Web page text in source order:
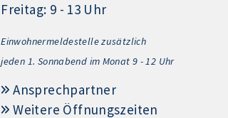
Freitag: 9 - 13 Uhr
Einwohnermeldestelle zusätzlich
jeden 1. Sonnabend im Monat 9 - 12 Uhr
Ansprechpartner
Weitere Öffnungszeiten